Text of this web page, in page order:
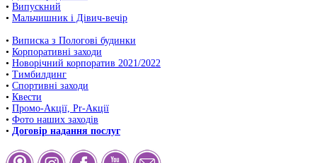
• Випускний
• Мальчишник і Дівич-вечір
• Виписка з Пологові будинки
• Корпоративні заходи
• Новорічний корпоратив 2021/2022
• Тимбилдинг
• Спортивні заходи
• Квести
• Промо-Акції, Pr-Акції
• Фото наших заходів
• Договір надання послуг